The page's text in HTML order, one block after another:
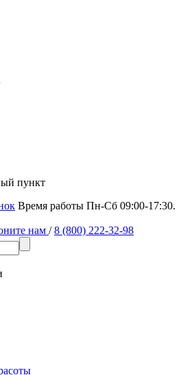
пункт
Время работы Пн-Сб 09:00-17:30.
нам / 8 (800) 222-32-98